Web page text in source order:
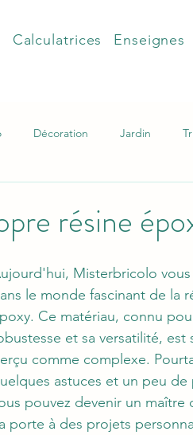
Calculatrices Enseignes
Décoration Jardin
résine
Misterbricolo
le monde fascinant de la
Ce matériau, connu
et sa versatilité, est
comme complexe.
astuces et un peu de
pouvez devenir un maître
porte à des projets